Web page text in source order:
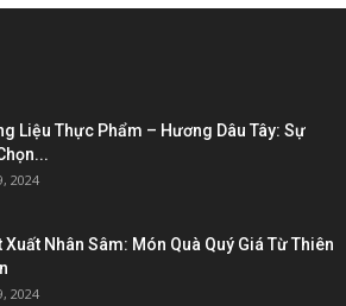
Liệu Thực Phẩm – Hương Dâu Tây: Sự
2024
Xuất Nhân Sâm: Món Quà Quý Giá Từ Thiên
2024